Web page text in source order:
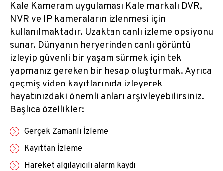
Kale Kameram uygulaması Kale markalı DVR,
NVR ve IP kameraların izlenmesi için
kullanılmaktadır. Uzaktan canlı izleme opsiyonu
sunar. Dünyanın heryerinden canlı görüntü
izleyip güvenli bir yaşam sürmek için tek
yapmanız gereken bir hesap oluşturmak. Ayrıca
geçmiş video kayıtlarınıda izleyerek
hayatınızdaki önemli anları arşivleyebilirsiniz.
Başlıca özellikler:
Gerçek Zamanlı İzleme
Kayıttan İzleme
Hareket algılayıcılı alarm kaydı